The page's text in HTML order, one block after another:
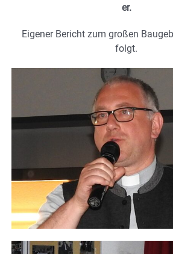
er.
Eigener Bericht zum großen
folgt.